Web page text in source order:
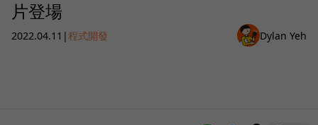
片登場
2022.04.11 |程式開發 Dylan Yeh